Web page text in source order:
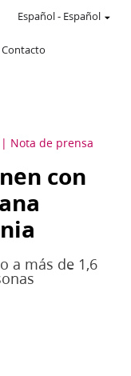
Contacto
Español- Español
Nota de prensa
con
a más de 1,6